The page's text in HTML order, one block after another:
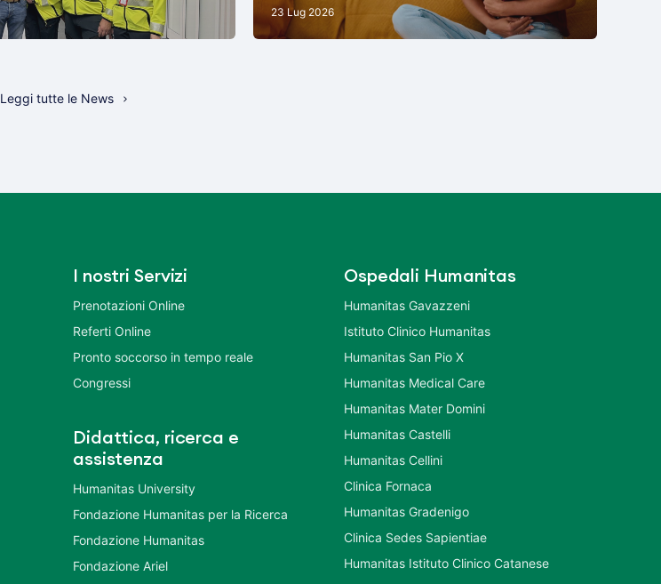
23 Lug 2026
Leggi tutte le News
I nostri Servizi
Prenotazioni Online
Referti Online
Pronto soccorso in tempo reale
Congressi
Didattica, ricerca e
assistenza
Humanitas University
Fondazione Humanitas per la Ricerca
Fondazione Humanitas
Fondazione Ariel
Ospedali Humanitas
Humanitas Gavazzeni
Istituto Clinico Humanitas
Humanitas San Pio X
Humanitas Medical Care
Humanitas Mater Domini
Humanitas Castelli
Humanitas Cellini
Clinica Fornaca
Humanitas Gradenigo
Clinica Sedes Sapientiae
Humanitas Istituto Clinico Catanese